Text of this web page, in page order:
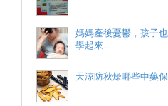
媽媽產後憂鬱，孩子
學起來...
天涼防秋燥哪些中藥